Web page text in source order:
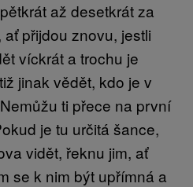
až desetkrát za
přijdou znovu, jestli
víckrát a trochu je
jinak vědět, kdo je v
ti přece na první
je tu určitá šance,
vidět, řeknu jim, ať
se k nim být upřímná a